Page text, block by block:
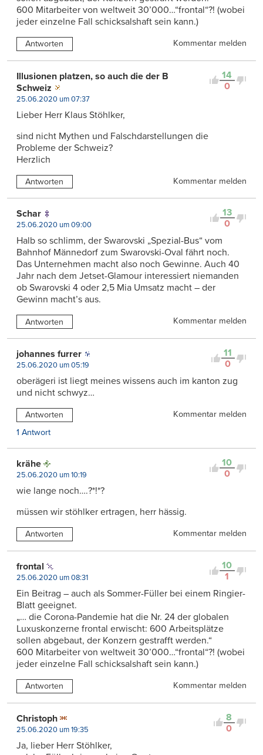
600 Mitarbeiter von weltweit 30’000…“frontal“?! (wobei
jeder einzelne Fall schicksalshaft sein kann.)
Antworten Kommentar melden
14
0
Illusionen platzen, so auch die der B
Schweiz
25.06.2020 um 07:37
Lieber Herr Klaus Stöhlker,
sind nicht Mythen und Falschdarstellungen die
Probleme der Schweiz?
Herzlich
Antworten Kommentar melden
13
0
Schar
25.06.2020 um 09:00
Halb so schlimm, der Swarovski „Spezial-Bus“ vom
Bahnhof Männedorf zum Swarovski-Oval fährt noch.
Das Unternehmen macht also noch Gewinne. Auch 40
Jahr nach dem Jetset-Glamour interessiert niemanden
ob Swarovski 4 oder 2,5 Mia Umsatz macht – der
Gewinn macht’s aus.
Antworten Kommentar melden
11
0
johannes furrer
25.06.2020 um 05:19
oberägeri ist liegt meines wissens auch im kanton zug
und nicht schwyz…
Antworten
Kommentar melden
1 Antwort
10
0
krähe
25.06.2020 um 10:19
wie lange noch….?*!*?
müssen wir stöhlker ertragen, herr hässig.
Antworten Kommentar melden
10
1
frontal
25.06.2020 um 08:31
Ein Beitrag – auch als Sommer-Füller bei einem Ringier-
Blatt geeignet.
„… die Corona-Pandemie hat die Nr. 24 der globalen
Luxuskonzerne frontal erwischt: 600 Arbeitsplätze
sollen abgebaut, der Konzern gestrafft werden.“
600 Mitarbeiter von weltweit 30’000…“frontal“?! (wobei
jeder einzelne Fall schicksalshaft sein kann.)
Antworten Kommentar melden
8
0
Christoph
25.06.2020 um 19:35
Ja, lieber Herr Stöhlker,